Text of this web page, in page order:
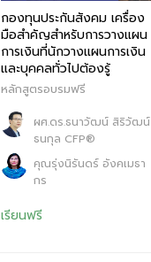
กองทุนประกันสังคม เครื่อง
มือสำคัญสำหรับการวางแผน
การเงินที่นักวางแผนการเงิน
และบุคคลทั่วไปต้องรู้
หลักสูตรอบรมฟรี
ผศ.ดร.ธนาวัฒน์ สิริวัฒน์
ธนกุล CFP®
คุณรุ่งนิรันดร์ อังคเมธา
กร
เรียนฟรี